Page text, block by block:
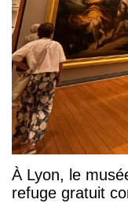
À Lyon, le
refuge gratuit